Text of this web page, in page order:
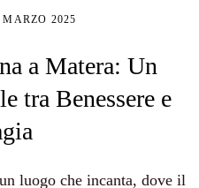
MARZO 2025
a Matera: Un
tra Benessere e
luogo che incanta, dove il